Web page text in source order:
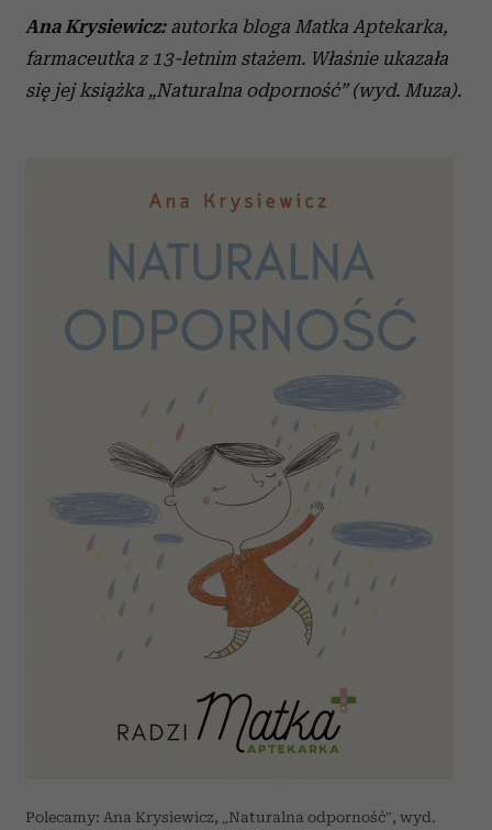
Ana Krysiewicz:autorka bloga Matka Aptekarka,
farmaceutka z 13-letnim stażem. Właśnie ukazała
się jej książka „Naturalna odporność” (wyd. Muza).
Polecamy: Ana Krysiewicz, „Naturalna odporność”, wyd.